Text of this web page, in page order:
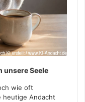
unsere Seele
wie oft
heutige Andacht